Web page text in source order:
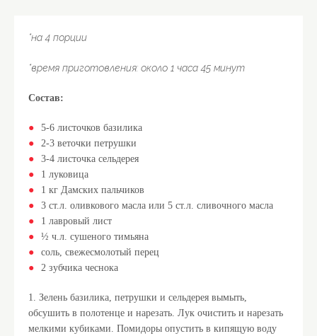
*на 4 порции
*время приготовления: около 1 часа 45 минут
Состав:
5-6 листочков базилика
2-3 веточки петрушки
3-4 листочка сельдерея
1 луковица
1 кг Дамских пальчиков
3 ст.л. оливкового масла или 5 ст.л. сливочного масла
1 лавровый лист
½ ч.л. сушеного тимьяна
соль, свежесмолотый перец
2 зубчика чеснока
1. Зелень базилика, петрушки и сельдерея вымыть,
обсушить в полотенце и нарезать. Лук очистить и нарезать
мелкими кубиками. Помидоры опустить в кипящую воду